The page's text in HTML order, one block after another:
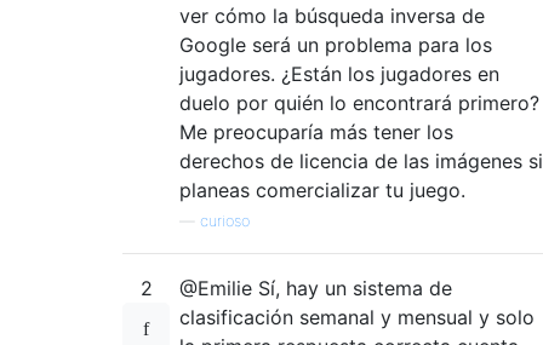
ver cómo la búsqueda inversa de
Google será un problema para los
jugadores. ¿Están los jugadores en
duelo por quién lo encontrará primero?
Me preocuparía más tener los
derechos de licencia de las imágenes si
planeas comercializar tu juego.
curioso
2
@Emilie Sí, hay un sistema de
clasificación semanal y mensual y solo